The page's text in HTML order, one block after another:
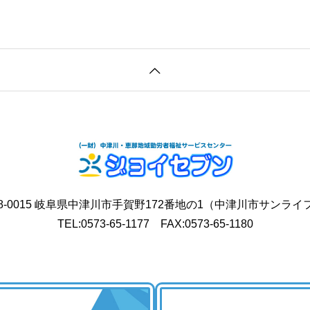
0015 岐阜県中津川市手賀野172番地の1 （中津川市サンライ
TEL:0573-65-1177 FAX:0573-65-1180